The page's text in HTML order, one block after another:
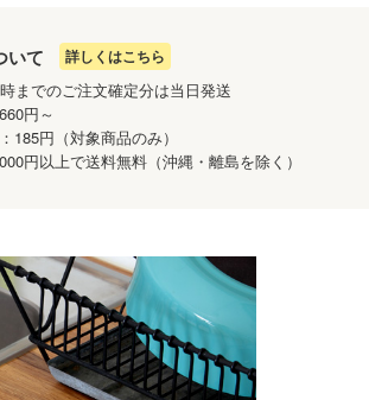
いて 詳しくはこちら
までのご注文確定分は当日発送
円～
185円（対象商品のみ）
円以上で送料無料（沖縄・離島を除く）